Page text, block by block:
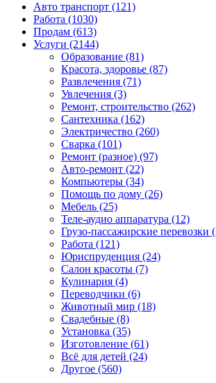
Авто транспорт (121)
Работа (1030)
Продам (613)
Услуги (2144)
Образование (81)
Красота, здоровье (87)
Развлечения (71)
Увлечения (3)
Ремонт, строительство (262)
Сантехника (162)
Электричество (260)
Сварка (101)
Ремонт (разное) (97)
Авто-ремонт (22)
Компьютеры (34)
Помощь по дому (26)
Мебель (25)
Теле-аудио аппаратура (12)
Грузо-пассажирские перевозки
Работа (121)
Юриспруденция (24)
Салон красоты (7)
Кулинария (4)
Переводчики (6)
Животный мир (18)
Свадебные (8)
Установка (35)
Изготовление (61)
Всё для детей (24)
Другое (560)